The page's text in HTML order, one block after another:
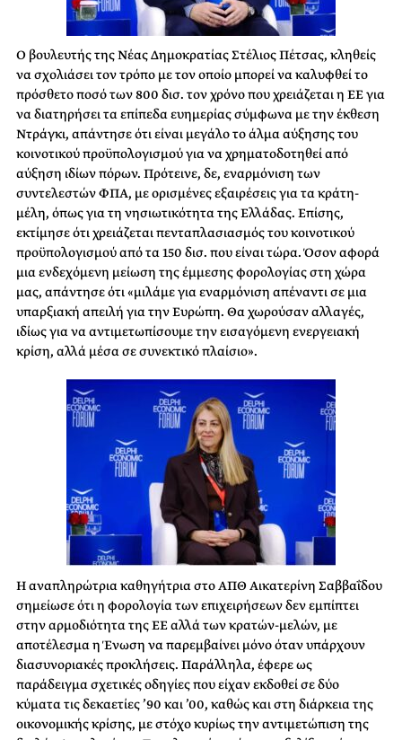
Ο βουλευτής της Νέας Δημοκρατίας Στέλιος Πέτσας, κληθείς
να σχολιάσει τον τρόπο με τον οποίο μπορεί να καλυφθεί το
πρόσθετο ποσό των 800 δισ. τον χρόνο που χρειάζεται η ΕΕ για
να διατηρήσει τα επίπεδα ευημερίας σύμφωνα με την έκθεση
Ντράγκι, απάντησε ότι είναι μεγάλο το άλμα αύξησης του
κοινοτικού προϋπολογισμού για να χρηματοδοτηθεί από
αύξηση ιδίων πόρων. Πρότεινε, δε, εναρμόνιση των
συντελεστών ΦΠΑ, με ορισμένες εξαιρέσεις για τα κράτη-
μέλη, όπως για τη νησιωτικότητα της Ελλάδας. Επίσης,
εκτίμησε ότι χρειάζεται πενταπλασιασμός του κοινοτικού
προϋπολογισμού από τα 150 δισ. που είναι τώρα. Όσον αφορά
μια ενδεχόμενη μείωση της έμμεσης φορολογίας στη χώρα
μας, απάντησε ότι «μιλάμε για εναρμόνιση απέναντι σε μια
υπαρξιακή απειλή για την Ευρώπη. Θα χωρούσαν αλλαγές,
ιδίως για να αντιμετωπίσουμε την εισαγόμενη ενεργειακή
κρίση, αλλά μέσα σε συνεκτικό πλαίσιο».
Η αναπληρώτρια καθηγήτρια στο ΑΠΘ Αικατερίνη Σαββαΐδου
σημείωσε ότι η φορολογία των επιχειρήσεων δεν εμπίπτει
στην αρμοδιότητα της ΕΕ αλλά των κρατών-μελών, με
αποτέλεσμα η Ένωση να παρεμβαίνει μόνο όταν υπάρχουν
διασυνοριακές προκλήσεις. Παράλληλα, έφερε ως
παράδειγμα σχετικές οδηγίες που είχαν εκδοθεί σε δύο
κύματα τις δεκαετίες ’90 και ’00, καθώς και στη διάρκεια της
οικονομικής κρίσης, με στόχο κυρίως την αντιμετώπιση της